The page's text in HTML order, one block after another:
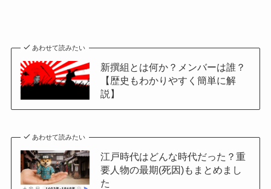
あわせて読みたい
新撰組とは何か？メンバーは誰？
【歴史もわかりやすく簡単に解
説】
あわせて読みたい
江戸時代はどんな時代だった？重
要人物の最期(死因)もまとめまし
た